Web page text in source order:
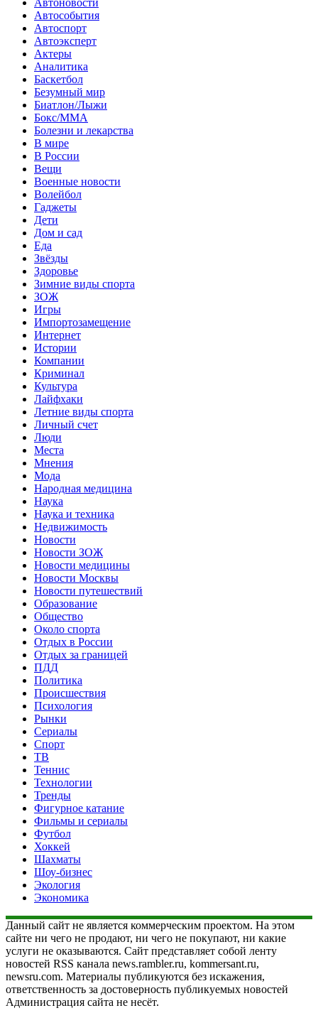
Автоновости
Автособытия
Автоспорт
Автоэксперт
Актеры
Аналитика
Баскетбол
Безумный мир
Биатлон/Лыжи
Бокс/MMA
Болезни и лекарства
В мире
В России
Вещи
Военные новости
Волейбол
Гаджеты
Дети
Дом и сад
Еда
Звёзды
Здоровье
Зимние виды спорта
ЗОЖ
Игры
Импортозамещение
Интернет
Истории
Компании
Криминал
Культура
Лайфхаки
Летние виды спорта
Личный счет
Люди
Места
Мнения
Мода
Народная медицина
Наука
Наука и техника
Недвижимость
Новости
Новости ЗОЖ
Новости медицины
Новости Москвы
Новости путешествий
Образование
Общество
Около спорта
Отдых в России
Отдых за границей
ПДД
Политика
Происшествия
Психология
Рынки
Сериалы
Спорт
ТВ
Теннис
Технологии
Тренды
Фигурное катание
Фильмы и сериалы
Футбол
Хоккей
Шахматы
Шоу-бизнес
Экология
Экономика
Данный сайт не является коммерческим проектом. На этом
сайте ни чего не продают, ни чего не покупают, ни какие
услуги не оказываются. Сайт представляет собой ленту
новостей RSS канала news.rambler.ru, kommersant.ru,
newsru.com. Материалы публикуются без искажения,
ответственность за достоверность публикуемых новостей
Администрация сайта не несёт.